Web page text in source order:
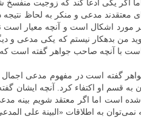
اما اگر یکی ادعا کند که زوجیت
معتقدند مدعی و منکر به لحاظ
مورد اشکال است و آنچه معیار است
من بدهکار نیستم که یکی مدعی
است با آنچه صاحب جواهر گفته
گفته است در مفهوم مدعی
به قسم او اکتفاء کرد. آنچه
است اما اگر معتقد شویم بینه
به اطلاقات «البینة علی